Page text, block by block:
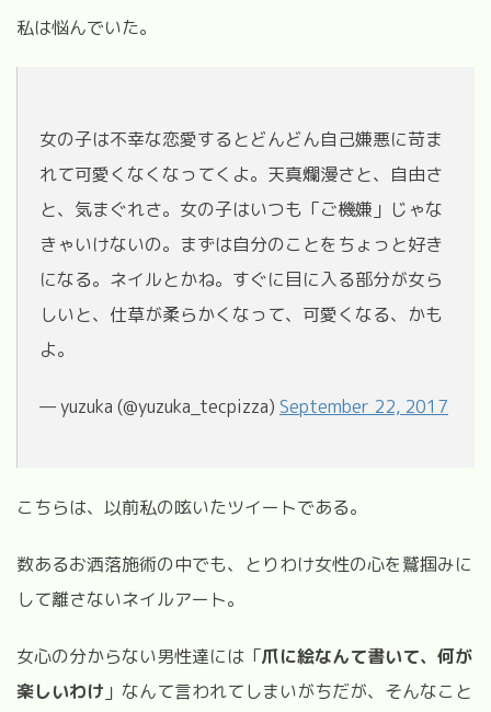
私は悩んでいた。
女の子は不幸な恋愛するとどんどん自己嫌悪に苛ま
れて可愛くなくなってくよ。天真爛漫さと、自由さ
と、気まぐれさ。女の子はいつも「ご機嫌」じゃな
きゃいけないの。まずは自分のことをちょっと好き
になる。ネイルとかね。すぐに目に入る部分が女ら
しいと、仕草が柔らかくなって、可愛くなる、かも
よ。
— yuzuka (@yuzuka_tecpizza) September 22, 2017
こちらは、以前私の呟いたツイートである。
数あるお洒落施術の中でも、とりわけ女性の心を鷲掴みに
して離さないネイルアート。
女心の分からない男性達には「爪に絵なんて書いて、何が
楽しいわけ 」なんて言われてしまいがちだが、そんなこと